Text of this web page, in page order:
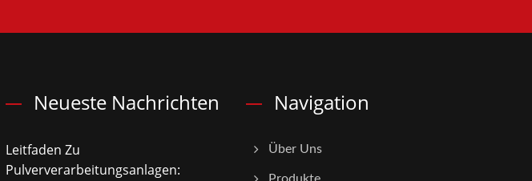
Neueste Nachrichten
Leitfaden Zu
Pulververarbeitungsanlagen:
Navigation
Über Uns